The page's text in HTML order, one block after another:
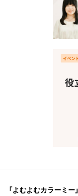
「よむよむカラーミー